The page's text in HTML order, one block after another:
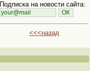
Подписка на новости сайта:
<<<назад